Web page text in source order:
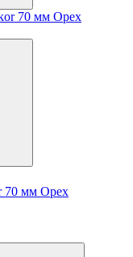
70 мм Орех